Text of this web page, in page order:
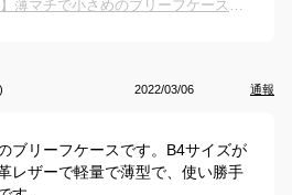
【メンズビジネスバッグ】薄マチで小さめのブリーフケースのおすすめは？
2022/03/06 通報
ブリーフケースです。B4サイズが
レザーで軽量で薄型で、使い勝手